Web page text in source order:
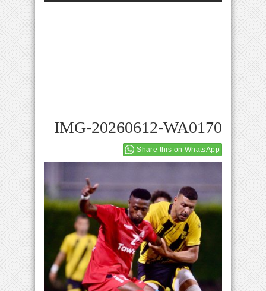
IMG-20260612-WA0170
Share this on WhatsApp